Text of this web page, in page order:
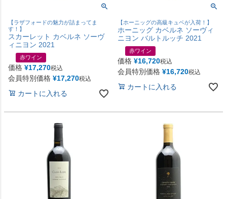
【ラザフォードの魅力が詰まってま
す！】
スカーレット カベルネ ソーヴ
ィニヨン 2021
赤ワイン
価格 ¥17,270税込
会員特別価格 ¥17,270税込
カートに入れる
【ホーニッグの高級キュベが入荷！】
ホーニッグ カベルネ ソーヴィ
ニヨン バルトルッチ 2021
赤ワイン
価格 ¥16,720税込
会員特別価格 ¥16,720税込
カートに入れる